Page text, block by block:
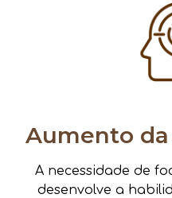
Aumento
A necessidade de
desenvolve a